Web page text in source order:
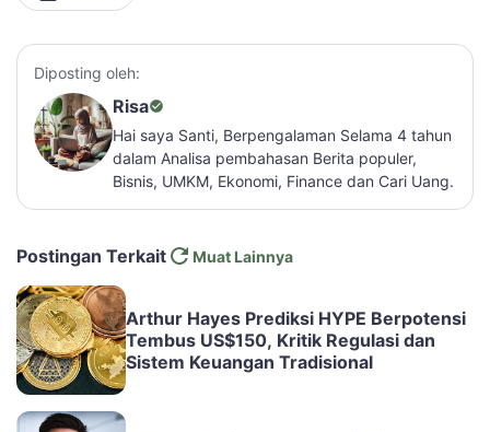
Diposting oleh:
Risa
Hai saya Santi, Berpengalaman Selama 4 tahun
dalam Analisa pembahasan Berita populer,
Bisnis, UMKM, Ekonomi, Finance dan Cari Uang.
Postingan Terkait Muat Lainnya
Arthur Hayes Prediksi HYPE Berpotensi
Tembus US$150, Kritik Regulasi dan
Sistem Keuangan Tradisional